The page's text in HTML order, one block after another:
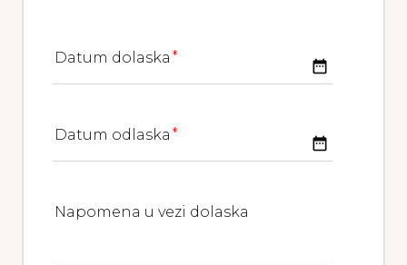
Datum dolaska date_range
Datum odlaska date_range
Napomena u vezi dolaska